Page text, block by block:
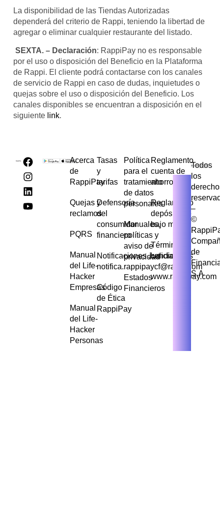
La disponibilidad de las Tiendas Autorizadas
dependerá del criterio de Rappi, teniendo la libertad de
agregar o eliminar cualquier restaurante del listado.
SEXTA. – Declaración: RappiPay no es responsable
por el uso o disposición del Beneficio en la Plataforma
de Rappi. El cliente podrá contactarse con los canales
de servicio de Rappi en caso de dudas, inquietudes o
quejas sobre el uso o disposición del Beneficio. Los
canales disponibles se encuentran a disposición en el
siguiente link.
Acerca
de
RappiPay
Quejas y
reclamos
PQRS
Manual
del Life-
Hacker
Empresas
Manual
del Life-
Hacker
Personas
Tasas
y
tarifas
Defensoría
del
consumidor
financiero
Notificaciones Judiciales
notifica.rappipaycf@rappi.com
Código
de Ética
RappiPay
Política
para el
tratamiento
de datos
personales
Manuales,
políticas y
aviso de
privacidad
Estados
Financieros
Reglamento
cuenta de
ahorros
Reglamento
depósito de
bajo monto
Términos y
condiciones
www.rappipay.com
Todos
los
–
©
de
S.A